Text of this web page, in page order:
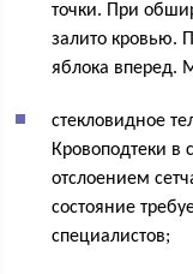
точки. При
залито кровью.
яблока вперед.
стекловидное
Кровоподтеки в
отслоением
состояние
специалистов;